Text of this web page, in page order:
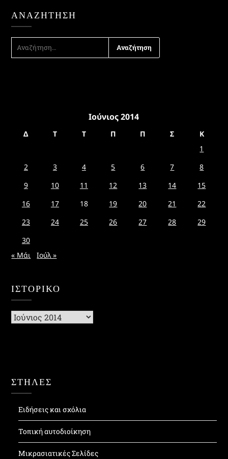
ΑΝΑΖΉΤΗΣΗ
ΑΝΑΖΉΤΗΣΗ
ΓΙΑ:
Ιούνιος 2014
Δ Τ Τ Π Π Σ
Κ
1
2
3 4 5 6 7
8
9
10 11 12 13 14
15
16
17 18 19 20 21
22
23
24 25 26 27 28
29
30
« Μάι
Ιούλ »
ΙΣΤΟΡΙΚΌ
Ιστορικό
ΣΤΗΛΕΣ
Ειδήσεις και σχόλια
Τοπική αυτοδιοίκηση
Μικρασιατικές Σελίδες